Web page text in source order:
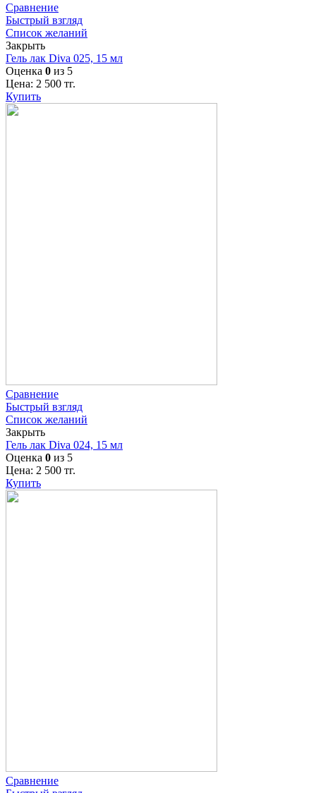
Сравнение
Быстрый взгляд
Список желаний
Закрыть
Гель лак Diva 025, 15 мл
Оценка 0 из 5
Цена: 2 500 тг.
Купить
Сравнение
Быстрый взгляд
Список желаний
Закрыть
Гель лак Diva 024, 15 мл
Оценка 0 из 5
Цена: 2 500 тг.
Купить
Сравнение